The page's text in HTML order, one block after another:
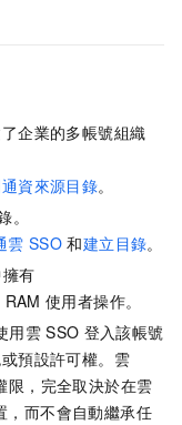
企業的多帳號組織
資來源目錄。
。
雲 SSO 和建立目錄。
有
RAM 使用者操作。
用雲 SSO 登入該帳號
預設許可權。雲
限，完全取決於在雲
，而不會自動繼承任